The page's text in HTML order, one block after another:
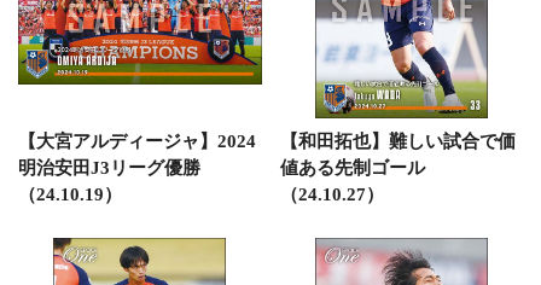
【大宮アルディージャ】2024
明治安田J3リーグ優勝
（24.10.19）
【和田拓也】難しい試合で価
値ある先制ゴール
（24.10.27）